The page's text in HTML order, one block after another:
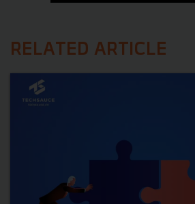
RELATED ARTICLE